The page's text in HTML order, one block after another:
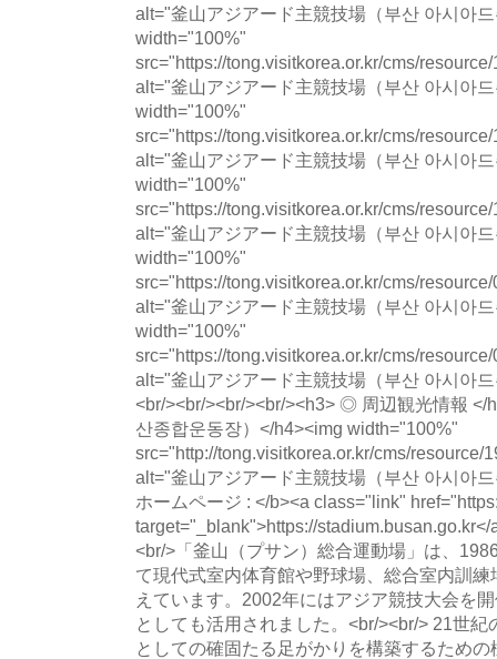
alt="釜山アジアード主競技場（부산 아시아
width="100%"
src="https://tong.visitkorea.or.kr/cms/
alt="釜山アジアード主競技場（부산 아시아
width="100%"
src="https://tong.visitkorea.or.kr/cms/
alt="釜山アジアード主競技場（부산 아시아
width="100%"
src="https://tong.visitkorea.or.kr/cms/
alt="釜山アジアード主競技場（부산 아시아
width="100%"
src="https://tong.visitkorea.or.kr/cms/
alt="釜山アジアード主競技場（부산 아시아
width="100%"
src="https://tong.visitkorea.or.kr/cms/
alt="釜山アジアード主競技場（부산 아시아
<br/><br/><br/><br/><h3> ◎ 周辺観光情報
산종합운동장）</h4><img width="100%"
src="http://tong.visitkorea.or.kr/cms/resource/
alt="釜山アジアード主競技場（부산 아시아
ホームページ : </b><a class="link"
target="_blank">https://stadium.busan.go.kr</
<br/>「釜山（プサン）総合運動場」は、
て現代式室内体育館や野球場、総合室内訓
えています。2002年にはアジア競技大会を
としても活用されました。<br/><br/> 21世
としての確固たる足がかりを構築するため